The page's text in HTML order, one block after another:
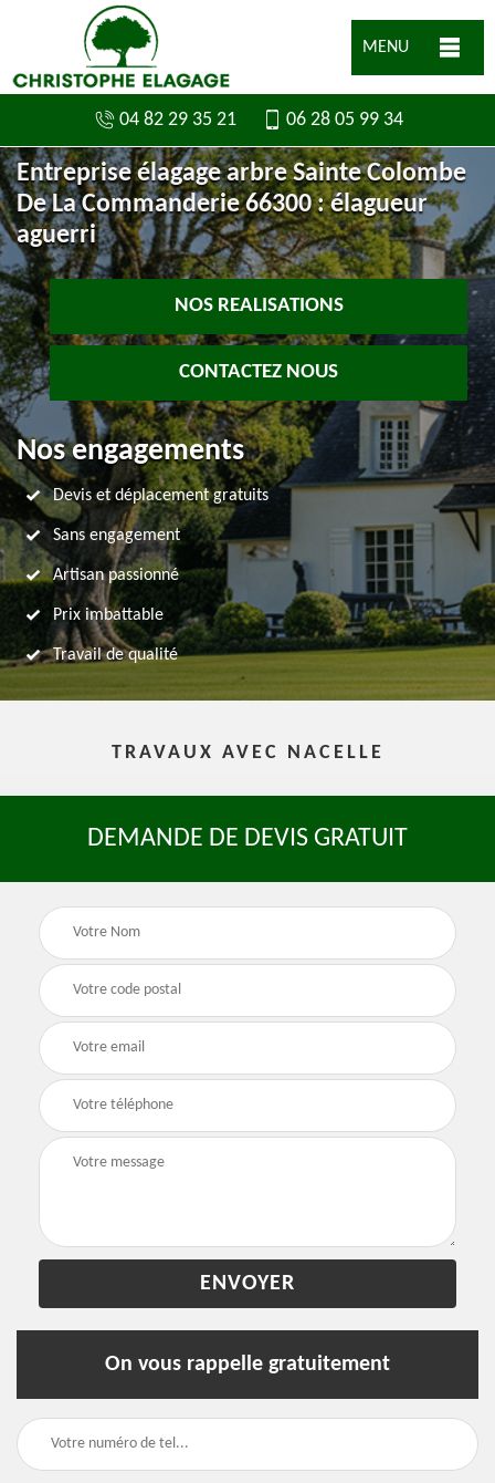
MENU
04 82 29 35 21 06 28 05 99 34
Entreprise élagage arbre Sainte Colombe
De La Commanderie 66300 : élagueur
aguerri
NOS REALISATIONS
CONTACTEZ NOUS
Nos engagements
Devis et déplacement gratuits
Sans engagement
Artisan passionné
Prix imbattable
Travail de qualité
TRAVAUX AVEC NACELLE
DEMANDE DE DEVIS GRATUIT
On vous rappelle gratuitement